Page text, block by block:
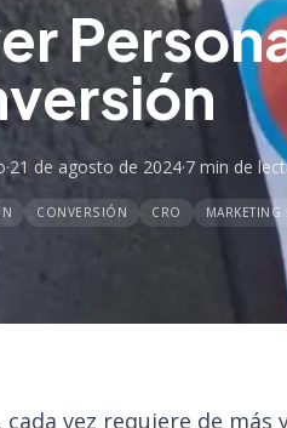
·21 de agosto de 2024·7 min de
CONVERSIÓN CRO MARKETING
vez requiere de más